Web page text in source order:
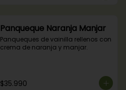
Panqueque Naranja Manjar
Panqueques de vainilla rellenos con
crema de naranja y manjar.
$35.990